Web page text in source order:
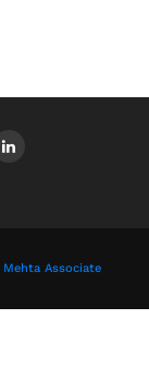
Mehta Associate